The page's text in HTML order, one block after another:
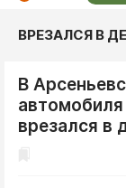
РУБРИКИ
Культура
ВРЕЗАЛСЯ В
В
врезался в